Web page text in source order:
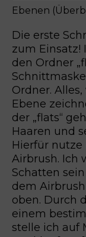
Ebenen
Die erste
zum Einsatz!
den Ordner
Ordner.
Ebene
der „flats“
Haaren und
Hierfür nutze
Airbrush. Ich
Schatten
dem
oben. Durch
einem
stelle ich auf